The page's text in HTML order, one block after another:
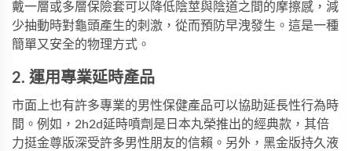
戴一層或多層保險套可以降低陰莖與陰道之間的摩擦感，減
少抽動時對龜頭產生的刺激，從而預防早洩發生。這是一種
簡單又安全的物理方式。
2. 運用專業延時產品
市面上也有許多專業的男性保健產品可以協助延長性行為時
間。例如， 2h2d延時噴劑 是日本丸榮推出的經典款，其倍
力挺金尊版深受許多男性朋友的信賴。另外， 黑金版持久液